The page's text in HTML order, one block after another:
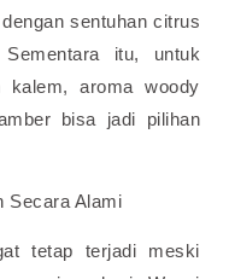
sentuhan citrus
itu, untuk
aroma woody
bisa jadi pilihan
Secara Alami
tetap terjadi meski